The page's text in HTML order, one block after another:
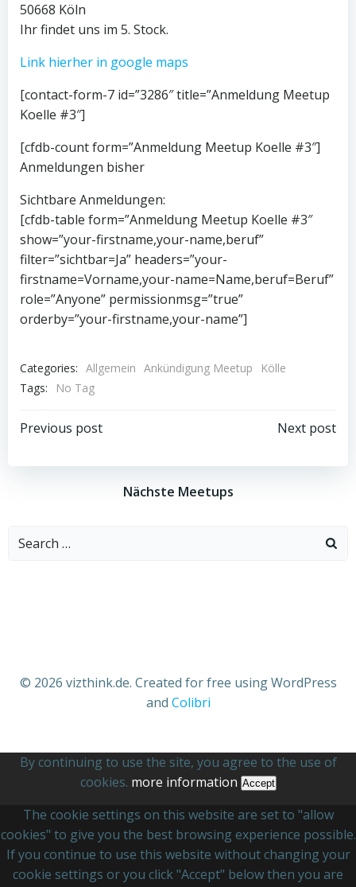
50668 Köln
Ihr findet uns im 5. Stock.
Link hierher in google maps
[contact-form-7 id=”3286″ title=”Anmeldung Meetup
Koelle #3″]
[cfdb-count form=”Anmeldung Meetup Koelle #3″]
Anmeldungen bisher
Sichtbare Anmeldungen:
[cfdb-table form=”Anmeldung Meetup Koelle #3″
show=”your-firstname,your-name,beruf”
filter=”sichtbar=Ja” headers=”your-
firstname=Vorname,your-name=Name,beruf=Beruf”
role=”Anyone” permissionmsg=”true”
orderby=”your-firstname,your-name”]
Categories: Allgemein Ankündigung Meetup
Kölle
Tags:
No Tag
Beitragsnavigation
Previous post Next post
Nächste Meetups
Search
© 2026 vizthink.de. Created for free using WordPress
and Colibri
By continuing to use the site, you agree to the use of
cookies. more information Accept
The cookie settings on this website are set to "allow
cookies" to give you the best browsing experience possible.
If you continue to use this website without changing your
cookie settings or you click "Accept" below then you are